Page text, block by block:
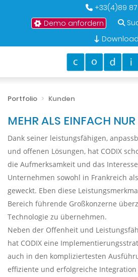
+33(4)89 87
Demo anfordern
Download
Portfolio Kunden
MEHR ALS EINFACH
Dank seiner leistungsfähigen,
und offenen Lösungen, hat CODIX
die Aufmerksamkeit und das
Unternehmen sowohl in Frankreich
geweckt. Eben diese
Bereich führende Großkonzerne
Technologie zu übernehmen.
Neben der Offenheit und
hat CODIX eine
auch in den kompliziertesten
effiziente und erfolgreiche